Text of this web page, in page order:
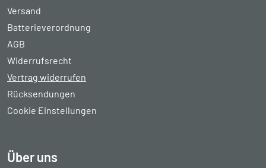
Versand
Batterieverordnung
AGB
Widerrufsrecht
Vertrag widerrufen
Rücksendungen
Cookie Einstellungen
Über uns